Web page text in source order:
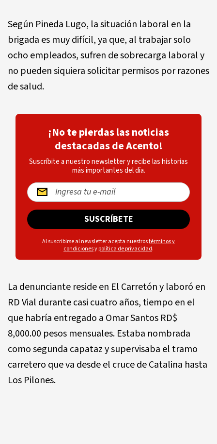
Según Pineda Lugo, la situación laboral en la
brigada es muy difícil, ya que, al trabajar solo
ocho empleados, sufren de sobrecarga laboral y
no pueden siquiera solicitar permisos por razones
de salud.
¡No te pierdas las noticias
destacadas de Acento!
Suscríbite a nuestro newsletter y recibe las historias
más importantes del día.
SUSCRÍBETE
Al suscribirse al newsletter acepta nuestrostérminos y
condicionesypolítica de privacidad.
La denunciante reside en El Carretón y laboró en
RD Vial durante casi cuatro años, tiempo en el
que habría entregado a Omar Santos RD$
8,000.00 pesos mensuales. Estaba nombrada
como segunda capataz y supervisaba el tramo
carretero que va desde el cruce de Catalina hasta
Los Pilones.